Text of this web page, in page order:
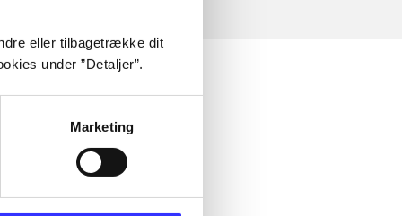
eller tilbagetrække dit
under ”Detaljer”.
Marketing